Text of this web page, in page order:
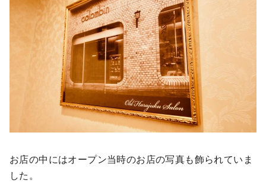
お店の中にはオープン当時のお店の写真も飾られていま
した。